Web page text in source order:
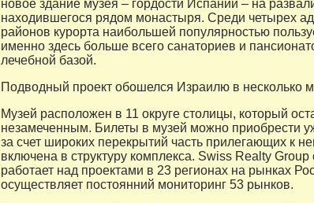
новое здание музея – гордости Испании – на
находившегося рядом монастыря. Среди четырех
районов курорта наибольшей популярностью
именно здесь больше всего санаториев и
лечебной базой.
Подводный проект обошелся Израилю в несколько
Музей расположен в 11 округе столицы, который
незамеченным. Билеты в музей можно приобрести
за счет широких перекрытий часть прилегающих к
включена в структуру комплекса. Swiss Realty
работает над проектами в 23 регионах на рынках
осуществляет постоянний мониторинг 53 рынков.